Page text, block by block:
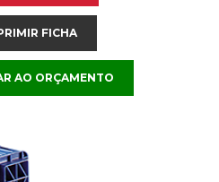
FICHA
AO ORÇAMENTO